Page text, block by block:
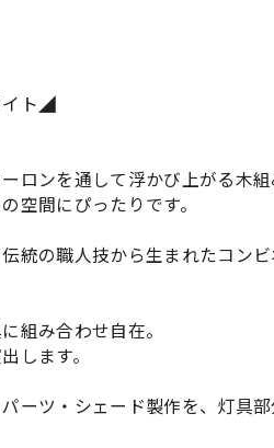
イト◢
ロンを通して浮かび上がる木組
空間にぴったりです。
統の職人技から生まれたコン
組み合わせ自在。
します。
ーツ・シェード製作を、灯具